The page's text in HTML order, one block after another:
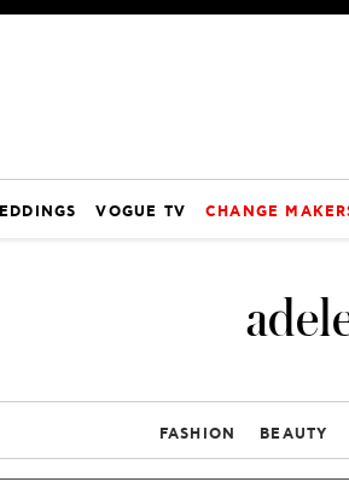
VOGUE TV CHANGE
FASHION BEAUTY